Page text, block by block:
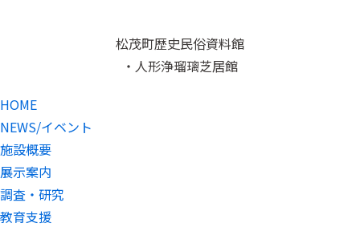
松茂町歴史民俗資料館
・人形浄瑠璃芝居館
HOME
NEWS/イベント
施設概要
展示案内
調査・研究
教育支援